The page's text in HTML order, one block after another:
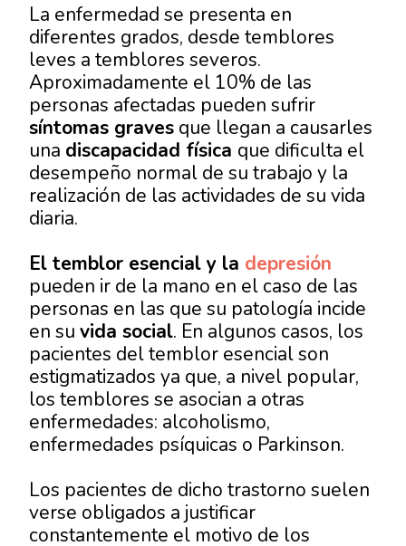
La enfermedad se presenta en
diferentes grados, desde temblores
leves a temblores severos.
Aproximadamente el 10% de las
personas afectadas pueden sufrir
síntomas graves que llegan a causarles
una discapacidad física que dificulta el
desempeño normal de su trabajo y la
realización de las actividades de su vida
diaria.
El temblor esencial y la depresión
pueden ir de la mano en el caso de las
personas en las que su patología incide
en suvida social. En algunos casos, los
pacientes del temblor esencial son
estigmatizados ya que, a nivel popular,
los temblores se asocian a otras
enfermedades: alcoholismo,
enfermedades psíquicas o Parkinson.
Los pacientes de dicho trastorno suelen
verse obligados a justificar
constantemente el motivo de los